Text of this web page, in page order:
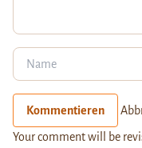
Kommentieren
Your comment will be